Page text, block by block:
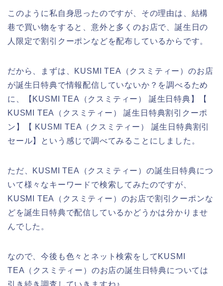
このように私自身思ったのですが、その理由は、結構
巷で買い物をすると、意外と多くのお店で、誕生日の
人限定で割引クーポンなどを配布しているからです。
だから、まずは、KUSMI TEA（クスミティー）のお店
が誕生日特典で情報配信していないか？を調べるため
に、【KUSMI TEA（クスミティー） 誕生日特典】【
KUSMI TEA（クスミティー） 誕生日特典割引クーポ
ン】【 KUSMI TEA（クスミティー） 誕生日特典割引
セール】という感じで調べてみることにしました。
ただ、KUSMI TEA（クスミティー）の誕生日特典につ
いて様々なキーワードで検索してみたのですが、
KUSMI TEA（クスミティー）のお店で割引クーポンな
どを誕生日特典で配信しているかどうかは分かりませ
んでした。
なので、今後も色々とネット検索をしてKUSMI
TEA（クスミティー）のお店の誕生日特典については
引き続き調査していきますね♪